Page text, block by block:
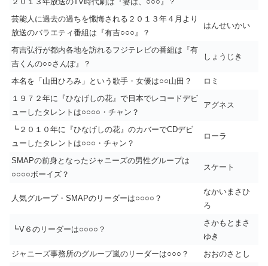
芸能人に過去の過ちを懺悔される２０１３年４月より
放送のバラエティ番組は『有吉○○○』？
はんせいかい
有吉弘行が都内各地を訪れるフジテレビの番組は『有
吉くんの○○さんぽ』？
しょうじき
本名を「山田ひろみ」という歌手・女優は○○山田？
ロミ
１９７２年に『ひなげしの花』で日本でレコードデビ
ューしたタレントは○○○○・チャン？
アグネス
┗２０１０年に『ひなげしの花』のカバーでCDデビ
ューしたタレントは○○○・チャン？
ローラ
SMAPの前身となったジャニーズの男性グループは
○○○○ボーイズ？
スケート
人気グループ・SMAPのリーダーは○○○○？
なかいまさひ
ろ
┗V６のリーダーは○○○○？
さかもとまさ
ゆき
ジャニーズ事務所のグループ嵐のリーダーは○○○？
おおのさとし